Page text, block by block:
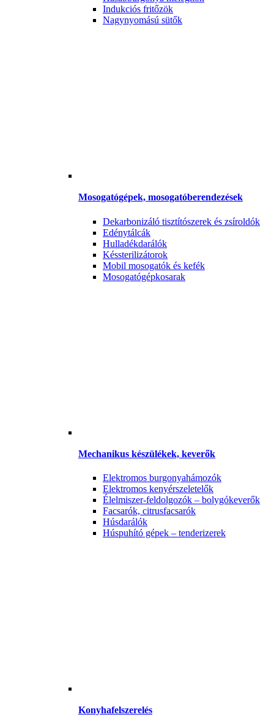
Indukciós fritőzök
Nagynyomású sütők
Mosogatógépek, mosogatóberendezések
Dekarbonizáló tisztítószerek és zsíroldók
Edénytálcák
Hulladékdarálók
Késsterilizátorok
Mobil mosogatók és kefék
Mosogatógépkosarak
Mechanikus készülékek, keverők
Elektromos burgonyahámozók
Elektromos kenyérszeletelők
Élelmiszer-feldolgozók – bolygókeverők
Facsarók, citrusfacsarók
Húsdarálók
Húspuhító gépek – tenderizerek
Konyhafelszerelés